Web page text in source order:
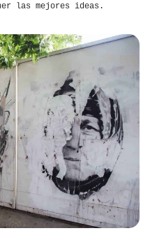
las mejores ideas.